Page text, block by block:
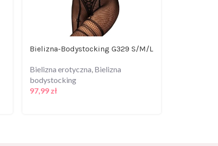
Bielizna-Bodystocking G329 S/M/L
Bielizna erotyczna Bielizna
bodystocking
97,99 zł